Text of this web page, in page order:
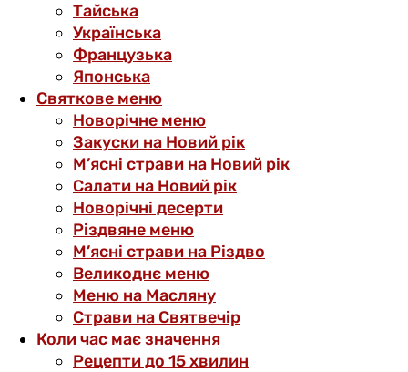
Тайська
Українська
Французька
Японська
Святкове меню
Новорічне меню
Закуски на Новий рік
М’ясні страви на Новий рік
Салати на Новий рік
Новорічні десерти
Різдвяне меню
М’ясні страви на Різдво
Великоднє меню
Меню на Масляну
Страви на Святвечір
Коли час має значення
Рецепти до 15 хвилин